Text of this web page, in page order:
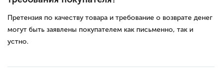
Претензия по качеству товара и требование о возврате денег
могут быть заявлены покупателем как письменно, так и
устно.